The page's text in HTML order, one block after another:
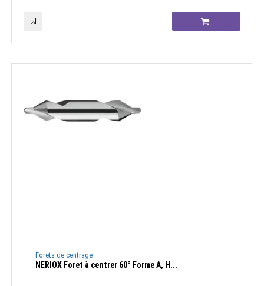
Forets de centrage
NERIOX Foret à centrer 60° Forme A, H...